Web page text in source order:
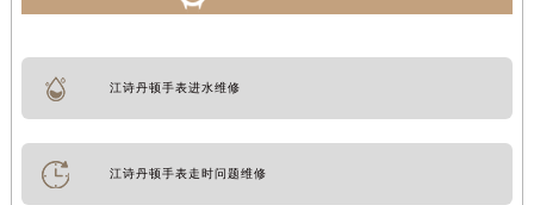
江诗丹顿手表进水维修
江诗丹顿手表走时问题维修